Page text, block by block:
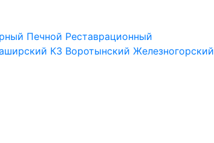
Печной Реставрационный
КЗ Воротынский Железногорский